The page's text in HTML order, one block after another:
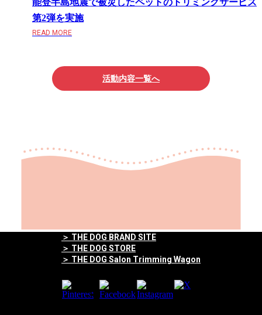
能登半島地震で被災したペットのトリミングサービス
第2弾を実施
READ MORE
活動内容一覧へ
＞ THE DOG BRAND SITE
＞ THE DOG STORE
＞ THE DOG Salon Trimming Wagon